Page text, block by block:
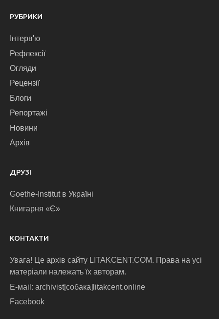
РУБРИКИ
Інтерв'ю
Рефлексії
Огляди
Рецензії
Блоги
Репортажі
Новини
Архів
ДРУЗІ
Goethe-Institut в Україні
Книгарня «Є»
КОНТАКТИ
Увага! Це архів сайту LITAKCENT.COM. Права на усі
матеріали належать їх авторам.
E-маіl: archivist[собака]litakcent.online
Facebook